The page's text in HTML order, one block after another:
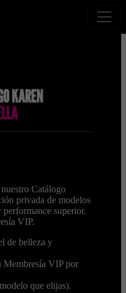
KAREN
Catálogo
privada de modelos
superior.
VIP.
de belleza y
Membresía VIP por
que elijas).